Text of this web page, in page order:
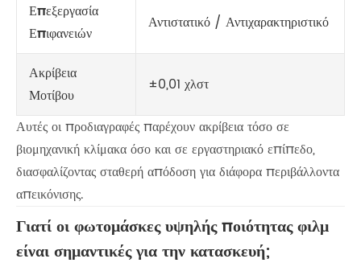
Επεξεργασία
Επιφανειών
Αντιστατικό / Αντιχαρακτηριστικό
Ακρίβεια
Μοτίβου
±0,01 χλστ
Αυτές οι προδιαγραφές παρέχουν ακρίβεια τόσο σε
βιομηχανική κλίμακα όσο και σε εργαστηριακό επίπεδο,
διασφαλίζοντας σταθερή απόδοση για διάφορα περιβάλλοντα
απεικόνισης.
Γιατί οι φωτομάσκες υψηλής ποιότητας φιλμ
είναι σημαντικές για την κατασκευή;